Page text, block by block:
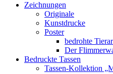
können
auf
der
Zeichnungen
Originale
Kunstdrucke
Poster
bedrohte
Der
Bedruckte Tassen
Tassen-Kollektion